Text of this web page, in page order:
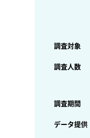
調査対象
調査人数
調査期間
データ提供